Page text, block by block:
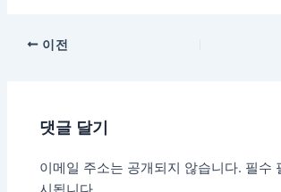
이전
댓글 달기
이메일 주소는 공개되지 않습니다. 필수